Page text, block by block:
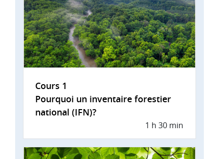
Cours 1
Pourquoi un inventaire forestier
national (IFN)?
1 h 30 min